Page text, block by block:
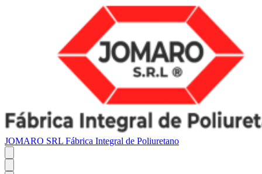
JOMARO SRL Fábrica Integral de Poliuretano